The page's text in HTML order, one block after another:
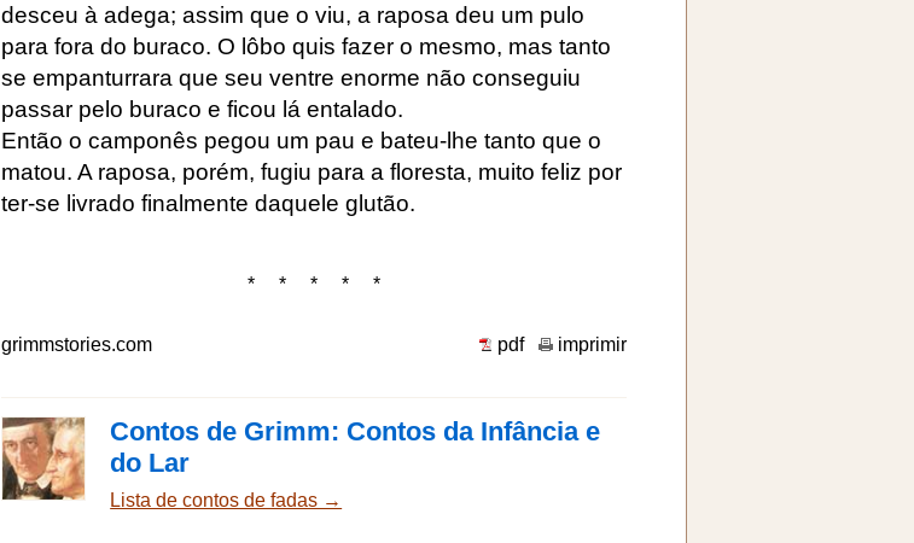
desceu à adega; assim que o viu, a raposa deu um pulo
para fora do buraco. O lôbo quis fazer o mesmo, mas tanto
se empanturrara que seu ventre enorme não conseguiu
passar pelo buraco e ficou lá entalado.
Então o camponês pegou um pau e bateu-lhe tanto que o
matou. A raposa, porém, fugiu para a floresta, muito feliz por
ter-se livrado finalmente daquele glutão.
* * * * *
grimmstories.com pdf imprimir
Contos de Grimm: Contos da Infância e
do Lar
Lista de contos de fadas →